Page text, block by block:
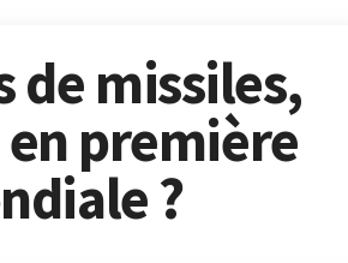
de missiles,
première
?